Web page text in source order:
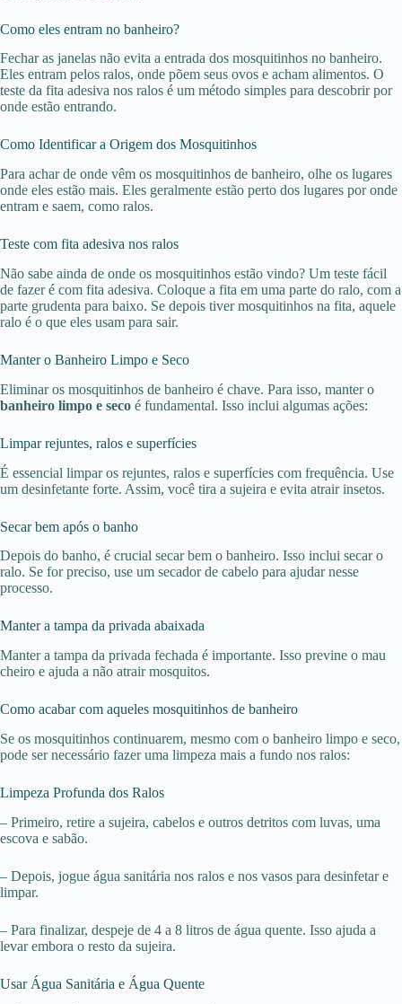
Como eles entram no banheiro?
Fechar as janelas não evita a entrada dos mosquitinhos no banheiro.
Eles entram pelos ralos, onde põem seus ovos e acham alimentos. O
teste da fita adesiva nos ralos é um método simples para descobrir por
onde estão entrando.
Como Identificar a Origem dos Mosquitinhos
Para achar de onde vêm os mosquitinhos de banheiro, olhe os lugares
onde eles estão mais. Eles geralmente estão perto dos lugares por onde
entram e saem, como ralos.
Teste com fita adesiva nos ralos
Não sabe ainda de onde os mosquitinhos estão vindo? Um teste fácil
de fazer é com fita adesiva. Coloque a fita em uma parte do ralo, com a
parte grudenta para baixo. Se depois tiver mosquitinhos na fita, aquele
ralo é o que eles usam para sair.
Manter o Banheiro Limpo e Seco
Eliminar os mosquitinhos de banheiro é chave. Para isso, manter o
banheiro limpo e seco é fundamental. Isso inclui algumas ações:
Limpar rejuntes, ralos e superfícies
É essencial limpar os rejuntes, ralos e superfícies com frequência. Use
um desinfetante forte. Assim, você tira a sujeira e evita atrair insetos.
Secar bem após o banho
Depois do banho, é crucial secar bem o banheiro. Isso inclui secar o
ralo. Se for preciso, use um secador de cabelo para ajudar nesse
processo.
Manter a tampa da privada abaixada
Manter a tampa da privada fechada é importante. Isso previne o mau
cheiro e ajuda a não atrair mosquitos.
Como acabar com aqueles mosquitinhos de banheiro
Se os mosquitinhos continuarem, mesmo com o banheiro limpo e seco,
pode ser necessário fazer uma limpeza mais a fundo nos ralos:
Limpeza Profunda dos Ralos
– Primeiro, retire a sujeira, cabelos e outros detritos com luvas, uma
escova e sabão.
– Depois, jogue água sanitária nos ralos e nos vasos para desinfetar e
limpar.
– Para finalizar, despeje de 4 a 8 litros de água quente. Isso ajuda a
levar embora o resto da sujeira.
Usar Água Sanitária e Água Quente